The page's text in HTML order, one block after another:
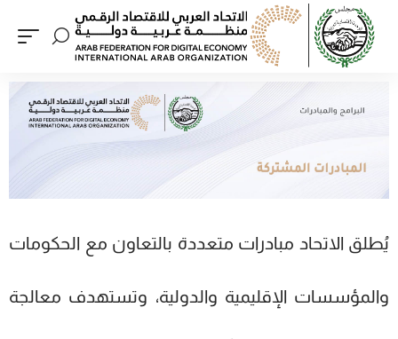
يُطلق الاتحاد مبادرات متعددة بالتعاون مع الحكومات
والمؤسسات الإقليمية والدولية، وتستهدف معالجة